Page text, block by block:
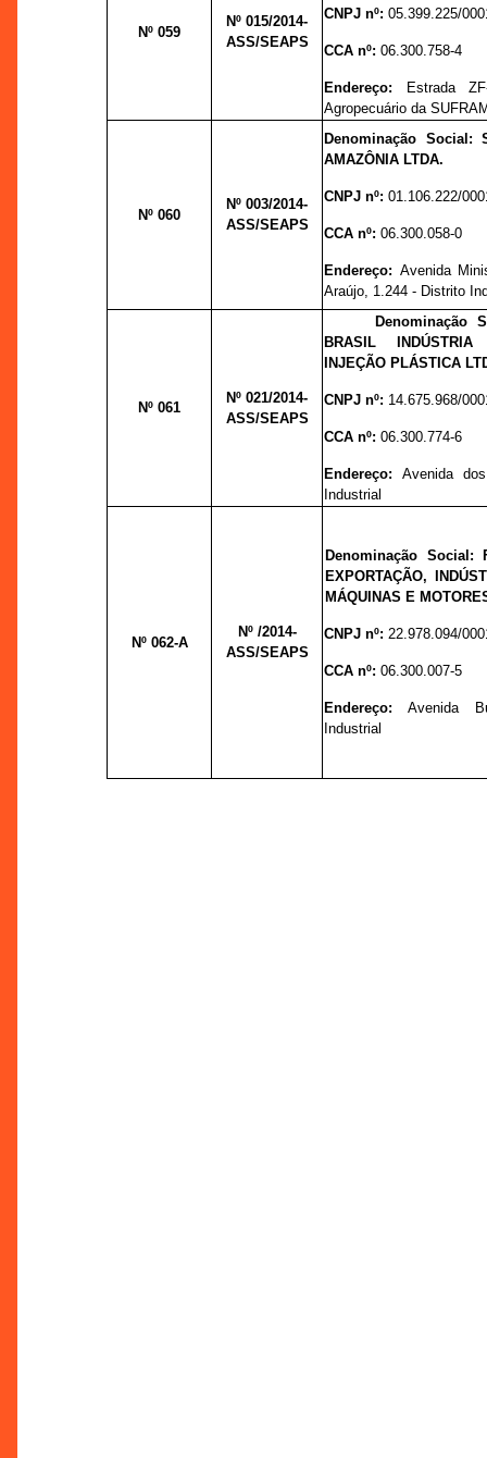
Nº 059
Nº 015/2014-
ASS/SEAPS
CNPJ nº:05.399.225/
CCA nº:06.300.758-4
Endereço:
Estrada
Agropecuário da
Nº 060
Nº 003/2014-
ASS/SEAPS
Denominação Social:
AMAZÔNIA LTDA.
CNPJ nº:01.106.222/
CCA nº:06.300.058-0
Endereço: Avenida
Araújo, 1.244 - Distrito
Nº 061
Nº 021/2014-
ASS/SEAPS
Denominação
BRASIL
INJEÇÃO PLÁSTICA
CNPJ nº: 14.675.968/
CCA nº:06.300.774-6
Endereço:Avenida
Industrial
Nº 062-A
Nº /2014-
ASS/SEAPS
Denominação Social:
EXPORTAÇÃO,
MÁQUINAS E
CNPJ nº:22.978.094/
CCA nº:06.300.007-5
Endereço:Avenida
Industrial